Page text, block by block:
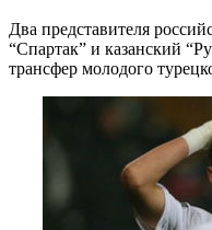
Два представителя
“Спартак” и казанский
трансфер молодого